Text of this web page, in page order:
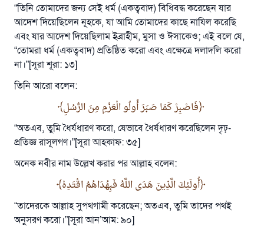
“তিনি তোমাদের জন্য সেই ধর্ম (একত্ববাদ) বিধিবদ্ধ করেছেন যার
আদেশ দিয়েছিলেন নূহকে, যা আমি তোমাদের কাছে নাযিল করেছি
এবং যার আদেশ দিয়েছিলাম ইব্রাহীম, মুসা ও ঈসাকেও; এই বলে যে,
“তোমরা ধর্ম (একত্ববাদ) প্রতিষ্ঠিত করো এবং এক্ষেত্রে দলাদলি করো
না।”[সূরা শূরা: ১৩]
তিনি আরো বলেন:
فَاصْبِرْ كَمَا صَبَرَ أُولُو الْعَزْمِ مِنَ الرُّسُلِ
“অতএব, তুমি ধৈর্যধারণ করো, যেভাবে ধৈর্যধারণ করেছিলেন দৃঢ়-
প্রতিজ্ঞ রাসূলগণ।”[সূরা আহকাফ: ৩৫]
অনেক নবীর নাম উল্লেখ করার পর আল্লাহ বলেন:
أُولَئِكَ الَّذِينَ هَدَى اللَّهُ فَبِهُدَاهُمُ اقْتَدِهْ
“তাদেরকে আল্লাহ সুপথগামী করেছেন; অতএব, তুমি তাদের পথই
অনুসরণ করো।”[সূরা আন’আম: ৯০]